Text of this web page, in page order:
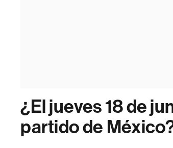
¿El jueves 18 de
partido de